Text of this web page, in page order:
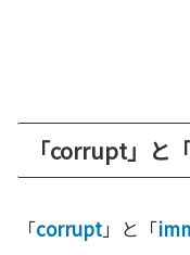
「corrupt」と
「corrupt」と「